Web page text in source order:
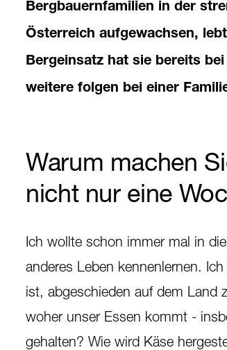
Bergbauernfamilien in der
Österreich aufgewachsen,
Bergeinsatz hat sie bereits
weitere folgen bei einer
Warum machen
nicht nur eine
Ich wollte schon immer mal in
anderes Leben kennenlernen.
ist, abgeschieden auf dem Land
woher unser Essen kommt -
gehalten? Wie wird Käse